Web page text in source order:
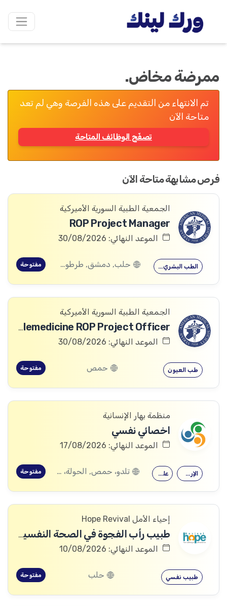
ممرضة مخاض.
تم الانتهاء من التقديم على هذه الفرصة وهي لم تعد
متاحة الآن
تصفّح الوظائف المتاحة
فرص مشابهة متاحة الآن
الجمعية الطبية السورية الأميركية
ROP Project Manager
الموعد النهائي: 30/08/2026
الطب البشري… حلب, دمشق, طرطوس, ريف دمشق, ديرالزور, درعا, السويداء, إدلب, القنيطرة, اللاذقية, الرقة, حمص, الحسكة, حماة مفتوحة
الجمعية الطبية السورية الأميركية
Telemedicine ROP Project Officer
الموعد النهائي: 30/08/2026
طب العيون حمص مفتوحة
منظمة بهار الإنسانية
اخصائي نفسي
الموعد النهائي: 17/08/2026
علم النفس الإرشاد النفسي تلدو، حمص, الحولة، حمص مفتوحة
إحياء الأمل Hope Revival
طبيب رأب الفجوة في الصحة النفسية (mhGAP Doctor)
الموعد النهائي: 10/08/2026
طبيب نفسي حلب مفتوحة